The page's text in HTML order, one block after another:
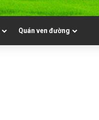
Quán ven đường